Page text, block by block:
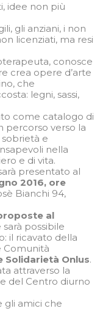
idee non più
gli anziani, i non
licenziati, ma resi
conosce
crea opere d’arte
che
legni, sassi,
come catalogo di
percorso verso la
sobrietà e
nella
e di vita.
presentato al
2016, ore
Bianchi 94,
al
sarà possibile
il ricavato della
Comunità
Solidarietà Onlus.
attraverso la
del Centro diurno
gli amici che